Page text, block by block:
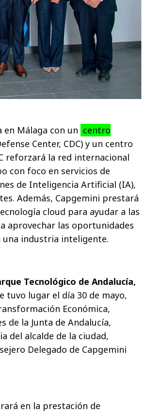
Málaga con un centro
Center, CDC) y un centro
reforzará la red internacional
con foco en servicios de
de Inteligencia Artificial (IA),
Además, Capgemini prestará
cloud para ayudar a las
aprovechar las oportunidades
una industria inteligente.
Tecnológico de Andalucía,
tuvo lugar el día 30 de mayo,
Económica,
de la Junta de Andalucía,
del alcalde de la ciudad,
Delegado de Capgemini
en la prestación de